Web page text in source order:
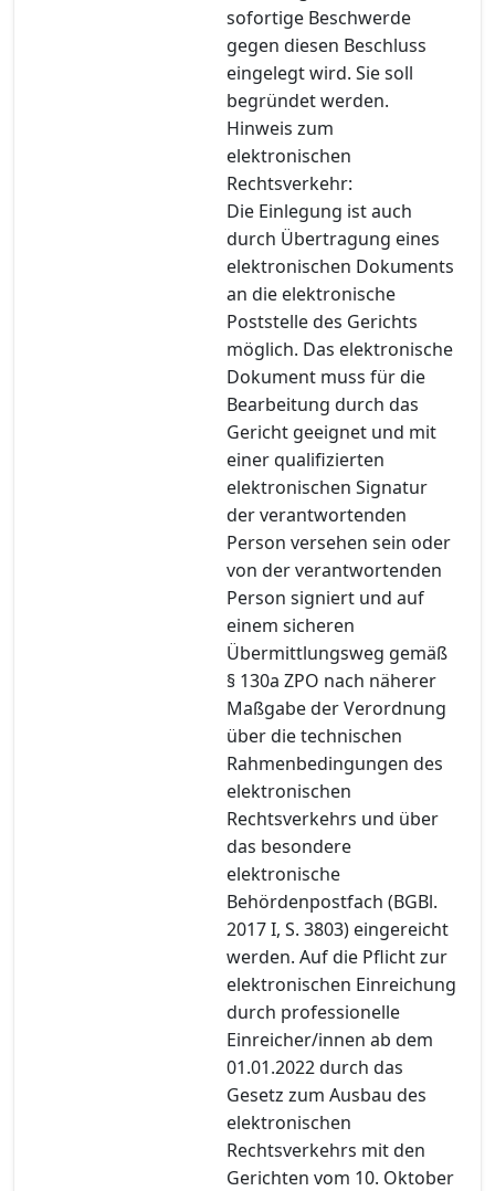
sofortige Beschwerde
gegen diesen Beschluss
eingelegt wird. Sie soll
begründet werden.
Hinweis zum
elektronischen
Rechtsverkehr:
Die Einlegung ist auch
durch Übertragung eines
elektronischen Dokuments
an die elektronische
Poststelle des Gerichts
möglich. Das elektronische
Dokument muss für die
Bearbeitung durch das
Gericht geeignet und mit
einer qualifizierten
elektronischen Signatur
der verantwortenden
Person versehen sein oder
von der verantwortenden
Person signiert und auf
einem sicheren
Übermittlungsweg gemäß
§ 130a ZPO nach näherer
Maßgabe der Verordnung
über die technischen
Rahmenbedingungen des
elektronischen
Rechtsverkehrs und über
das besondere
elektronische
Behördenpostfach (BGBl.
2017 I, S. 3803) eingereicht
werden. Auf die Pflicht zur
elektronischen Einreichung
durch professionelle
Einreicher/innen ab dem
01.01.2022 durch das
Gesetz zum Ausbau des
elektronischen
Rechtsverkehrs mit den
Gerichten vom 10. Oktober